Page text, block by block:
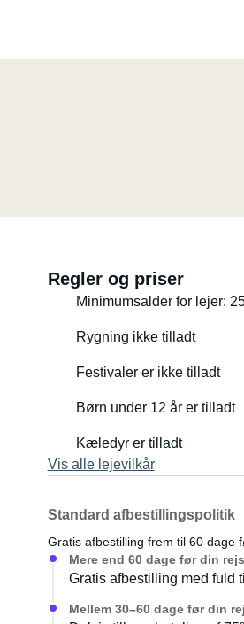
Regler og priser
Minimumsalder for lejer:
Rygning ikke tilladt
Festivaler er ikke tilladt
Børn under 12 år er tilladt
Kæledyr er tilladt
Vis alle lejevilkår
Standard afbestillingspolitik
Gratis afbestilling frem til 60 dage
Mere end 60 dage før din
Gratis afbestilling med fuld
Mellem 30–60 dage før din